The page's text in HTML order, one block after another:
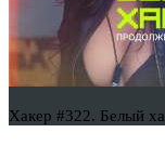
Хакер #322. Белый